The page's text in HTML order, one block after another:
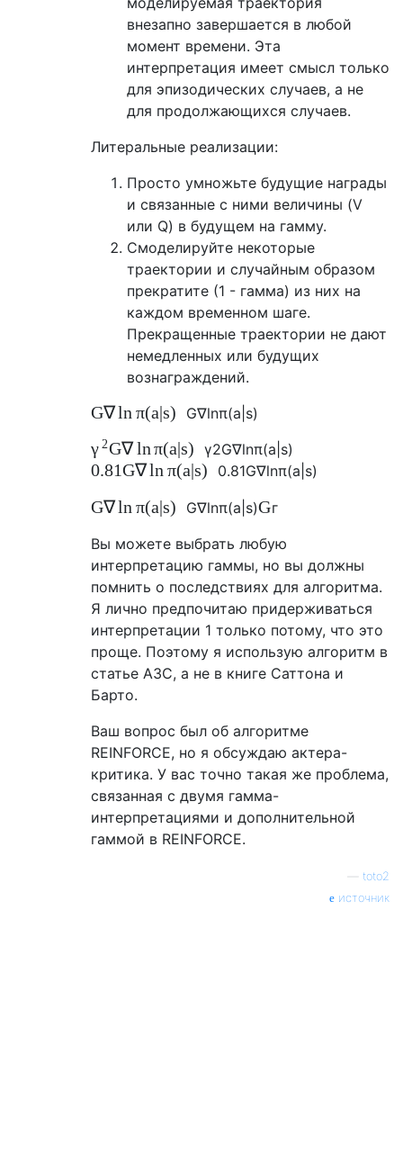
внезапно завершается в любой
момент времени. Эта
интерпретация имеет смысл только
для эпизодических случаев, а не
для продолжающихся случаев.
Литеральные реализации:
Просто умножьте будущие награды
и связанные с ними величины (V
или Q) в будущем на гамму.
Смоделируйте некоторые
траектории и случайным образом
прекратите (1 - гамма) из них на
каждом временном шаге.
Прекращенные траектории не дают
немедленных или будущих
вознаграждений.
G∇ln π(a|s) G∇lnπ(a s)
γ 2G∇lnπ(a s) γ2G∇lnπ(a s)
0.81G∇lnπ(a|s) 0.81G∇lnπ(a s)
G∇ln π(a|s) G∇lnπ(a s)Gг
Вы можете выбрать любую
интерпретацию гаммы, но вы должны
помнить о последствиях для алгоритма.
Я лично предпочитаю придерживаться
интерпретации 1 только потому, что это
проще. Поэтому я использую алгоритм в
статье A3C, а не в книге Саттона и
Барто.
Ваш вопрос был об алгоритме
REINFORCE, но я обсуждаю актера-
критика. У вас точно такая же проблема,
связанная с двумя гамма-
интерпретациями и дополнительной
гаммой в REINFORCE.
toto2
источник